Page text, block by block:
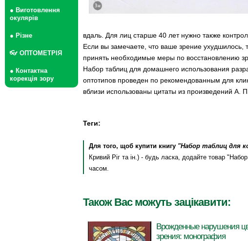
● Виготовлення
окулярів
● Різне
👓 ОПТОМЕТРІЯ
● Контактна
корекція зору
вдаль. Для лиц старше 40 лет нужно также
Если вы замечаете, что ваше зрение ухудшилось,
принять необходимые меры по восстановлению
Набор таблиц для домашнего использования
оптотипов проведен по рекомендованным для
вблизи использованы цитаты из произведений А.
Теги:
Для того, щоб купити книгу "Набор таблиц для
Кривий Ріг та ін.) - будь ласка, додайте товар
часом.
Також Вас можуть зацікавити:
Врожденные нарушения
зрения: монография